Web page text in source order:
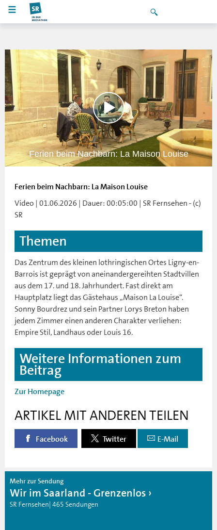
Ferien beim Nachbarn: La Maison Louise
Ferien beim Nachbarn: La Maison Louise
Video | 01.06.2026 | Dauer: 00:05:00 | SR Fernsehen - (c)
SR
Themen
Das Zentrum des kleinen lothringischen Ortes Ligny-en-
Barrois ist geprägt von aneinandergereihten Stadtvillen
aus dem 17. und 18. Jahrhundert. Fast direkt am
Hauptplatz liegt das Gästehaus „Maison La Louise“.
Sonny Bourdrez und sein Partner Lorys Breton haben
jedem Zimmer einen anderen Charakter verliehen:
Empire Stil, Landhaus oder Louis 16.
Weitere Informationen zum
Beitrag
Zur Homepage
ARTIKEL MIT ANDEREN TEILEN
Facebook Twitter E-Mail
Mehr zur Sendung
Wir im Saarland - Grenzenlos
SR Fernsehen| 465 Sendungen